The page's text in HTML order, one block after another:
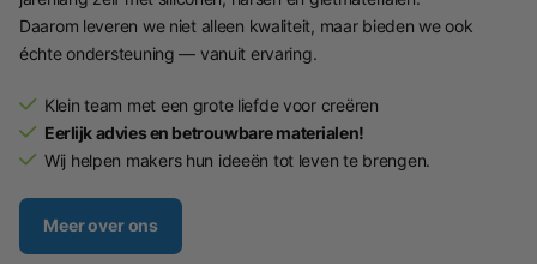
Daarom leveren we niet alleen kwaliteit, maar bieden we ook
échte ondersteuning — vanuit ervaring.
Klein team met een grote liefde voor creëren
Eerlijk advies en betrouwbare materialen!
Wij helpen makers hun ideeën tot leven te brengen.
Meer over ons